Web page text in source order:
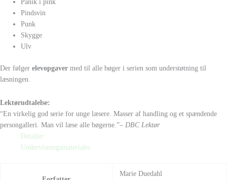
Panik i pink
Pindsvin
Punk
Skygge
Ulv
Der følger elevopgaver med til alle bøger i serien som understøtning til
læsningen.
Lektørudtalelse:
“En virkelig god serie for unge læsere. Masser af handling og et spændende
persongalleri. Man vil læse alle bøgerne.”– DBC Lektør
Detaljer
Undervisningsmaterialer
Marie Duedahl